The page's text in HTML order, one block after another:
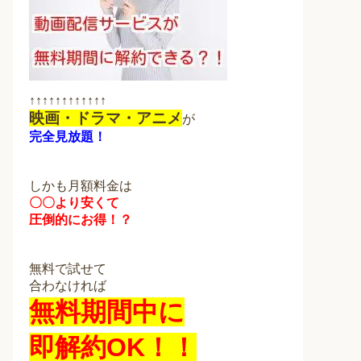
↑↑↑↑↑↑↑↑↑↑↑↑
映画・ドラマ・アニメが
完全見放題！
しかも月額料金は
〇〇より安くて
圧倒的にお得！？
無料で試せて
合わなければ
無料期間中に
即解約OK！！